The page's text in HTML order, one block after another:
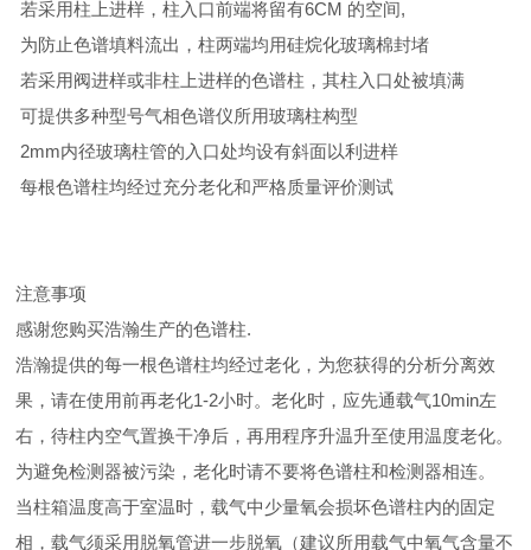
若采用柱上进样，柱入口前端将留有6CM 的空间,
为防止色谱填料流出，柱两端均用硅烷化玻璃棉封堵
若采用阀进样或非柱上进样的色谱柱，其柱入口处被填满
可提供多种型号气相色谱仪所用玻璃柱构型
2mm内径玻璃柱管的入口处均设有斜面以利进样
每根色谱柱均经过充分老化和严格质量评价测试
注意事项
感谢您购买浩瀚生产的色谱柱.
浩瀚提供的每一根色谱柱均经过老化，为您获得的分析分离效
果，请在使用前再老化1-2小时。老化时，应先通载气10min左
右，待柱内空气置换干净后，再用程序升温升至使用温度老化。
为避免检测器被污染，老化时请不要将色谱柱和检测器相连。
当柱箱温度高于室温时，载气中少量氧会损坏色谱柱内的固定
相，载气须采用脱氧管进一步脱氧（建议所用载气中氧气含量不